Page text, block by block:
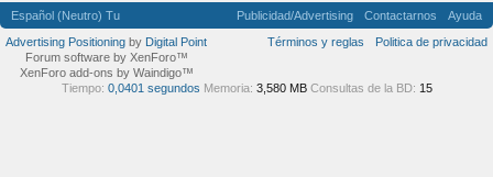
Español (Neutro) Tu Publicidad/Advertising Contactarnos
Ayuda
Términos y reglas
Politica de privacidad
Advertising Positioning by Digital Point
Forum software by XenForo™
XenForo add-ons by Waindigo™
Tiempo: 0,0401 segundos Memoria: 3,580 MB Consultas de la BD: 15